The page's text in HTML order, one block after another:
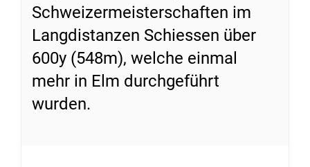
Schweizermeisterschaften im
Langdistanzen Schiessen über
600y (548m), welche einmal
mehr in Elm durchgeführt
wurden.